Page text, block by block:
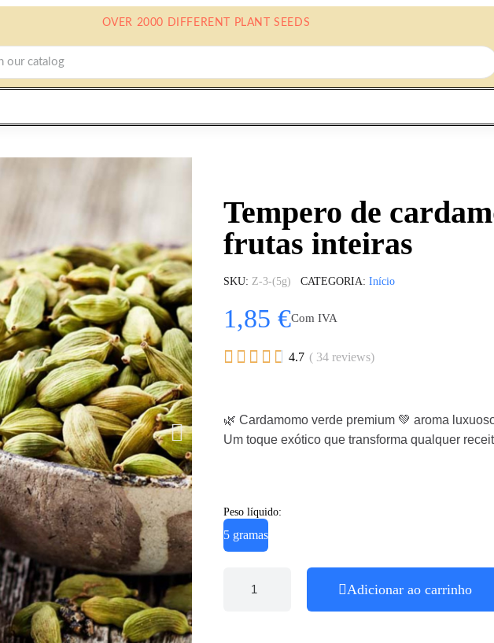
OVER 2000 DIFFERENT PLANT SEEDS
Tempero de
frutas inteiras
SKU Z-3-(5g) CATEGORIA Início
1,85 €Com IVA
     4.7 ( 34 reviews)
🌿 Cardamomo verde premium 💚 aroma
Um toque exótico que transforma qualquer
Peso líquido:
5 gramas
Adicionar ao carrinho